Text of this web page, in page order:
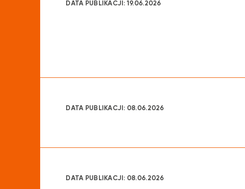
DATA PUBLIKACJI: 19.06.2026
DATA PUBLIKACJI: 08.06.2026
DATA PUBLIKACJI: 08.06.2026